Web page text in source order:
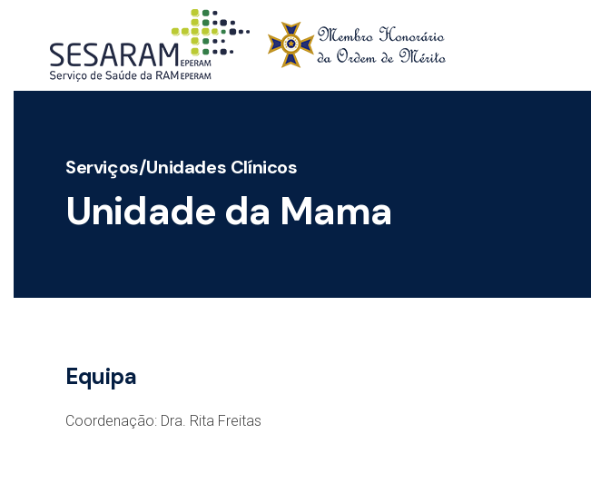
Skip to main content
Serviços/Unidades Clínicos
Unidade da Mama
Equipa
Coordenação: Dra. Rita Freitas